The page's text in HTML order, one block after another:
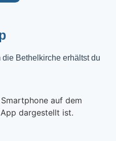
Bethelkirche erhältst du